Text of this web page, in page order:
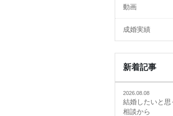
動画
成婚実績
新着記事
2026.08.08
結婚したいと
相談から